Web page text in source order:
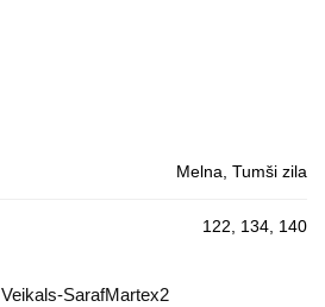
Melna, Tumši zila
122, 134, 140
Veikals-SarafMartex2